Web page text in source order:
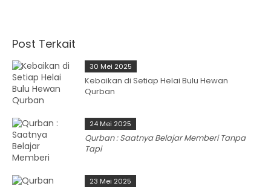
Post Terkait
30 Mei 2025
Kebaikan di Setiap Helai Bulu Hewan
Qurban
24 Mei 2025
Qurban : Saatnya Belajar Memberi Tanpa
Tapi
23 Mei 2025